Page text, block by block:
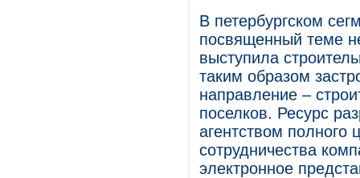
В петербургском
посвященный теме
выступила
таким образом
направление –
поселков. Ресурс
агентством
сотрудничества
электронное